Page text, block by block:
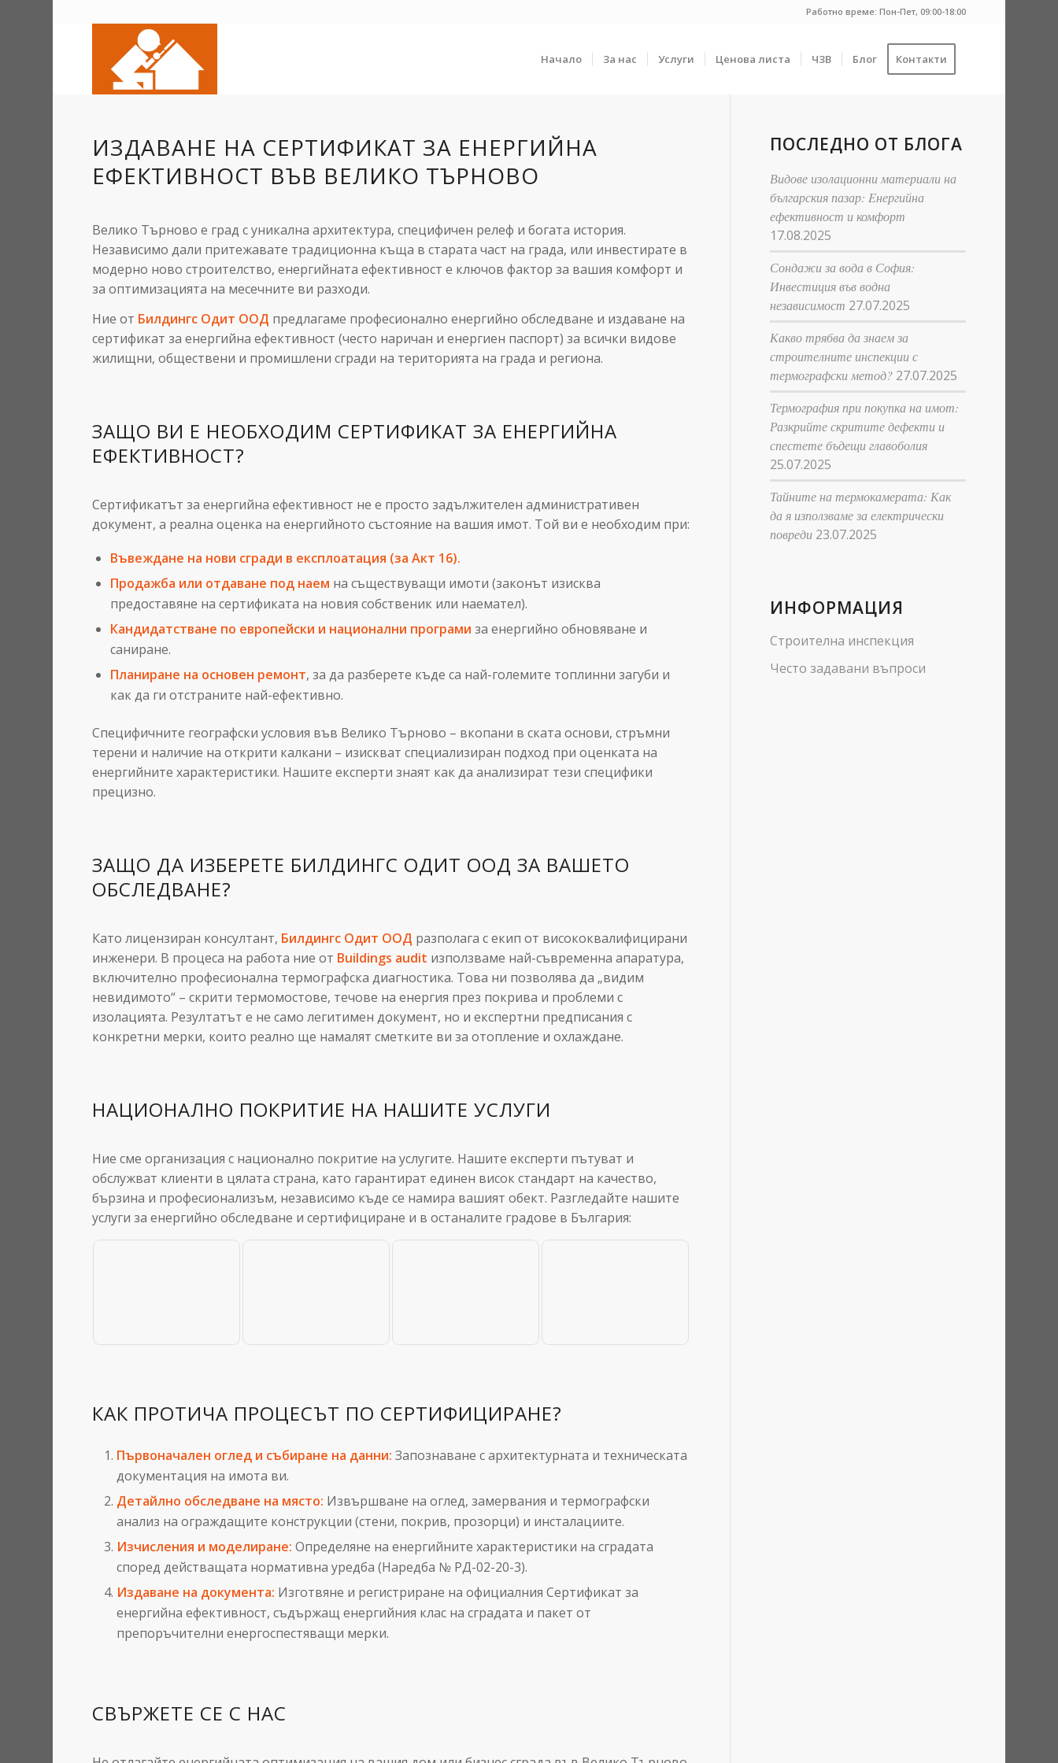
Работно време: Пон-Пет, 09:00-18:00
Начало За нас Услуги Ценова листа ЧЗВ Блог Контакти
ИЗДАВАНЕ НА СЕРТИФИКАТ ЗА ЕНЕРГИЙНА
ЕФЕКТИВНОСТ ВЪВ ВЕЛИКО ТЪРНОВО
Велико Търново е град с уникална архитектура, специфичен релеф и богата история.
Независимо дали притежавате традиционна къща в старата част на града, или инвестирате в
модерно ново строителство, енергийната ефективност е ключов фактор за вашия комфорт и
за оптимизацията на месечните ви разходи.
Ние от Билдингс Одит ООД предлагаме професионално енергийно обследване и издаване на
сертификат за енергийна ефективност (често наричан и енергиен паспорт) за всички видове
жилищни, обществени и промишлени сгради на територията на града и региона.
ЗАЩО ВИ Е НЕОБХОДИМ СЕРТИФИКАТ ЗА ЕНЕРГИЙНА
ЕФЕКТИВНОСТ?
Сертификатът за енергийна ефективност не е просто задължителен административен
документ, а реална оценка на енергийното състояние на вашия имот. Той ви е необходим при:
Въвеждане на нови сгради в експлоатация (за Акт 16).
Продажба или отдаване под наем на съществуващи имоти (законът изисква
предоставяне на сертификата на новия собственик или наемател).
Кандидатстване по европейски и национални програми за енергийно обновяване и
саниране.
Планиране на основен ремонт, за да разберете къде са най-големите топлинни загуби и
как да ги отстраните най-ефективно.
Специфичните географски условия във Велико Търново – вкопани в ската основи, стръмни
терени и наличие на открити калкани – изискват специализиран подход при оценката на
енергийните характеристики. Нашите експерти знаят как да анализират тези специфики
прецизно.
ЗАЩО ДА ИЗБЕРЕТЕ БИЛДИНГС ОДИТ ООД ЗА ВАШЕТО
ОБСЛЕДВАНЕ?
Като лицензиран консултант, Билдингс Одит ООД разполага с екип от висококвалифицирани
инженери. В процеса на работа ние от Buildings audit използваме най-съвременна апаратура,
включително професионална термографска диагностика. Това ни позволява да „видим
невидимото“ – скрити термомостове, течове на енергия през покрива и проблеми с
изолацията. Резултатът е не само легитимен документ, но и експертни предписания с
конкретни мерки, които реално ще намалят сметките ви за отопление и охлаждане.
НАЦИОНАЛНО ПОКРИТИЕ НА НАШИТЕ УСЛУГИ
Ние сме организация с национално покритие на услугите. Нашите експерти пътуват и
обслужват клиенти в цялата страна, като гарантират единен висок стандарт на качество,
бързина и професионализъм, независимо къде се намира вашият обект. Разгледайте нашите
услуги за енергийно обследване и сертифициране и в останалите градове в България:
КАК ПРОТИЧА ПРОЦЕСЪТ ПО СЕРТИФИЦИРАНЕ?
Първоначален оглед и събиране на данни: Запознаване с архитектурната и техническата
документация на имота ви.
Детайлно обследване на място: Извършване на оглед, замервания и термографски
анализ на ограждащите конструкции (стени, покрив, прозорци) и инсталациите.
Изчисления и моделиране: Определяне на енергийните характеристики на сградата
според действащата нормативна уредба (Наредба № РД-02-20-3).
Издаване на документа: Изготвяне и регистриране на официалния Сертификат за
енергийна ефективност, съдържащ енергийния клас на сградата и пакет от
препоръчителни енергоспестяващи мерки.
СВЪРЖЕТЕ СЕ С НАС
ПОСЛЕДНО ОТ БЛОГА
Видове изолационни материали на
българския пазар: Eнергийна
ефективност и комфорт
17.08.2025
Сондажи за вода в София:
Инвестиция във водна
независимост 27.07.2025
Какво трябва да знаем за
строителните инспекции с
термографски метод? 27.07.2025
Термография при покупка на имот:
Разкрийте скритите дефекти и
спестете бъдещи главоболия
25.07.2025
Тайните на термокамерата: Как
да я използваме за електрически
повреди 23.07.2025
ИНФОРМАЦИЯ
Строителна инспекция
Често задавани въпроси